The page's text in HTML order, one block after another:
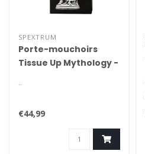
SPEXTRUM
Porte-mouchoirs
Tissue Up Mythology -
..
€44,99